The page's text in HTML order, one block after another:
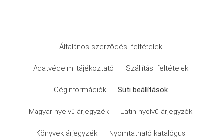
Általános szerződési feltételek
Adatvédelmi tájékoztató Szállítási feltételek
Céginformációk Süti beállítások
Magyar nyelvű árjegyzék Latin nyelvű árjegyzék
Könyvek árjegyzék Nyomtatható katalógus